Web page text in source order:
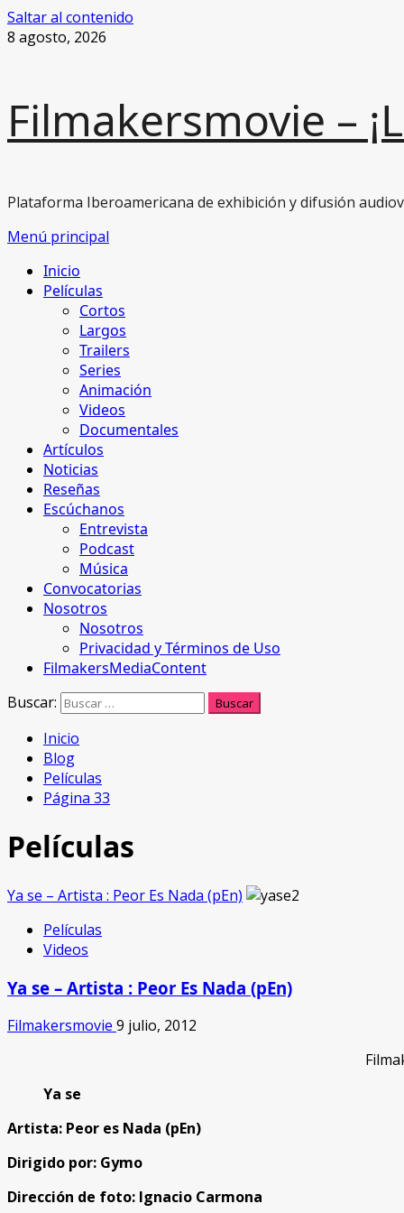
Saltar al contenido
8 agosto, 2026
Filmakersmovie –
Plataforma Iberoamericana de exhibición y difusión
Menú principal
Inicio
Películas
Cortos
Largos
Trailers
Series
Animación
Videos
Documentales
Artículos
Noticias
Reseñas
Escúchanos
Entrevista
Podcast
Música
Convocatorias
Nosotros
Nosotros
Privacidad y Términos de Uso
FilmakersMediaContent
Buscar:
Inicio
Blog
Películas
Página 33
Películas
Ya se – Artista : Peor Es Nada (pEn)
Películas
Videos
Ya se – Artista : Peor Es Nada (pEn)
Filmakersmovie 9 julio, 2012
Ya se
Artista: Peor es Nada (pEn)
Dirigido por: Gymo
Dirección de foto: Ignacio Carmona